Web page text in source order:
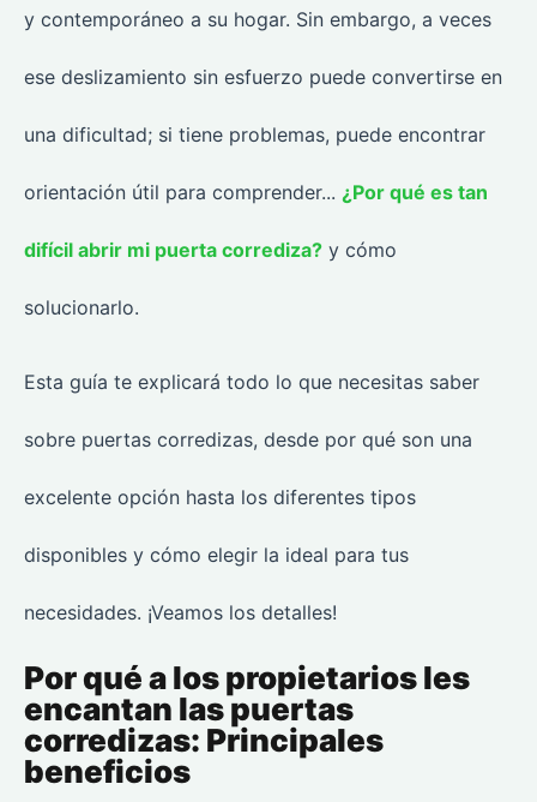
y contemporáneo a su hogar. Sin embargo, a veces
ese deslizamiento sin esfuerzo puede convertirse en
una dificultad; si tiene problemas, puede encontrar
orientación útil para comprender... ¿Por qué es tan
difícil abrir mi puerta corrediza? y cómo
solucionarlo.
Esta guía te explicará todo lo que necesitas saber
sobre puertas corredizas, desde por qué son una
excelente opción hasta los diferentes tipos
disponibles y cómo elegir la ideal para tus
necesidades. ¡Veamos los detalles!
Por qué a los propietarios les
encantan las puertas
corredizas: Principales
beneficios